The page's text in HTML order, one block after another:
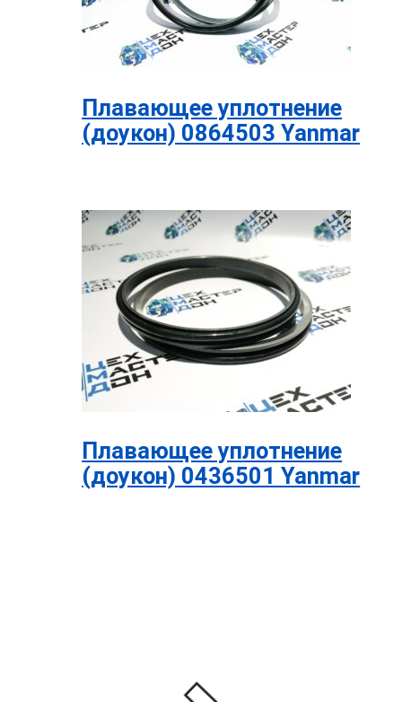
Плавающее уплотнение
(доукон) 0864503 Yanmar
Плавающее уплотнение
(доукон) 0436501 Yanmar